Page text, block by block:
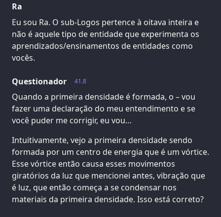
Ra
Eu sou Ra. O sub-Logos pertence à oitava inteira e
não é aquele tipo de entidade que experimenta os
aprendizados/ensinamentos de entidades como
vocês.
41.8
Questionador
Quando a primeira densidade é formada, o – vou
fazer uma declaração do meu entendimento e se
você puder me corrigir, eu vou…
Intuitivamente, vejo a primeira densidade sendo
formada por um centro de energia que é um vórtice.
Esse vórtice então causa esses movimentos
giratórios da luz que mencionei antes, vibração que
é luz, que então começa a se condensar nos
materiais da primeira densidade. Isso está correto?